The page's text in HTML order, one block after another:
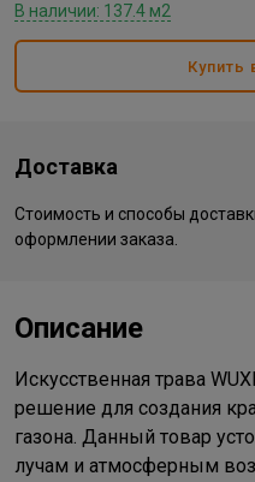
В наличии: 137.4 м2
Купить
Доставка
Стоимость и способы
оформлении заказа.
Описание
Искусственная трава
решение для создания
газона. Данный товар
лучам и атмосферным